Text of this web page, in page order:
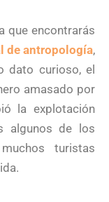
que encontrarás
de antropología,
dato curioso, el
amasado por
la explotación
algunos de los
turistas